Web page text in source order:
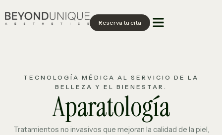
Reserva tu cita
TECNOLOGÍA MÉDICA AL SERVICIO DE LA
BELLEZA Y EL BIENESTAR.
Aparatología
Tratamientos no invasivos que mejoran la calidad de la piel,